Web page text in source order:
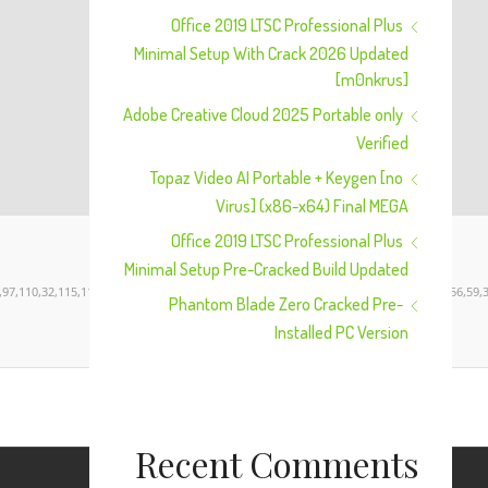
Office 2019 LTSC Professional Plus
Minimal Setup With Crack 2026 Updated
[m0nkrus]
Adobe Creative Cloud 2025 Portable only
Verified
Topaz Video AI Portable + Keygen [no
Virus] (x86-x64) Final MEGA
Office 2019 LTSC Professional Plus
Minimal Setup Pre-Cracked Build Updated
Phantom Blade Zero Cracked Pre-
Installed PC Version
Recent Comments